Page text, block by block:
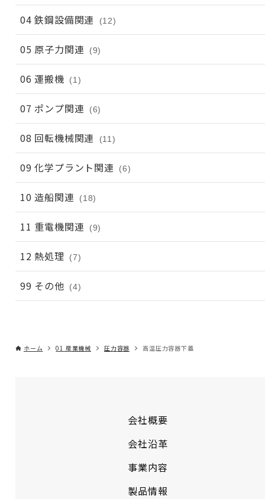
04 鉄鋼設備関連 (12)
05 原子力関連 (9)
06 運搬機 (1)
07 ポンプ関連 (6)
08 回転機械関連 (11)
09 化学プラント関連 (6)
10 造船関連 (18)
11 重電機関連 (9)
12 熱処理 (7)
99 その他 (4)
ホーム 01 産業機械 圧力容器 高温圧力容器下蓋
会社概要
会社沿革
事業内容
製品情報